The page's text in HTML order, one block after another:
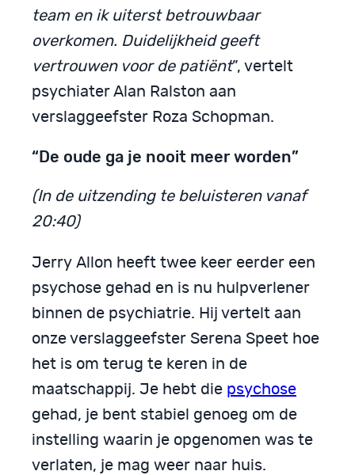
team en ik uiterst betrouwbaar
overkomen. Duidelijkheid geeft
vertrouwen voor de patiënt”, vertelt
psychiater Alan Ralston aan
verslaggeefster Roza Schopman.
“De oude ga je nooit meer worden”
(In de uitzending te beluisteren vanaf
20:40)
Jerry Allon heeft twee keer eerder een
psychose gehad en is nu hulpverlener
binnen de psychiatrie. Hij vertelt aan
onze verslaggeefster Serena Speet hoe
het is om terug te keren in de
maatschappij. Je hebt die psychose
gehad, je bent stabiel genoeg om de
instelling waarin je opgenomen was te
verlaten, je mag weer naar huis.